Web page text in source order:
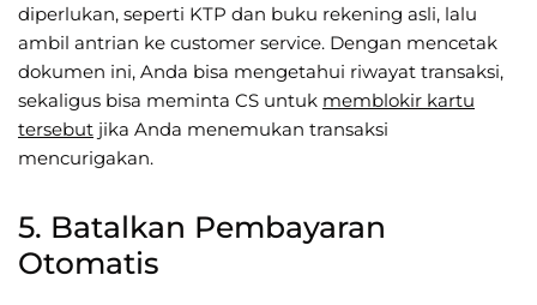
diperlukan, seperti KTP dan buku rekening asli, lalu
ambil antrian ke customer service. Dengan mencetak
dokumen ini, Anda bisa mengetahui riwayat transaksi,
sekaligus bisa meminta CS untuk memblokir kartu
tersebut jika Anda menemukan transaksi
mencurigakan.
5. Batalkan Pembayaran
Otomatis